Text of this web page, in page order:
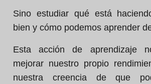
Sino estudiar qué está
bien y cómo podemos aprender
Esta acción de aprendizaje
mejorar nuestro propio
nuestra creencia de que